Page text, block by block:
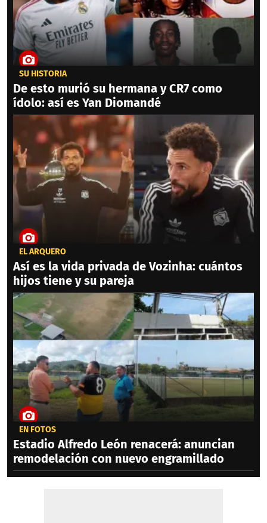
SU HISTORIA
De esto murió su hermana y CR7 como
ídolo: así es Yan Diomandé
EL ARQUERO
Así es la vida privada de Vozinha: cuántos
hijos tiene y su pareja
EN FOTOS
Estadio Alfredo León renacerá: anuncian
remodelación con nuevo engramillado